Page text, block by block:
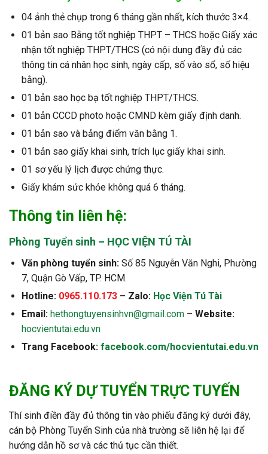
04 ảnh thẻ chụp trong 6 tháng gần nhất, kích thước 3×4.
01 bản sao Bằng tốt nghiệp THPT – THCS hoặc Giấy xác
nhận tốt nghiệp THPT/THCS (có nội dung đầy đủ các
thông tin cá nhân học sinh, ngày cấp, số vào sổ, số hiệu
bằng).
01 bản sao học bạ tốt nghiệp THPT/THCS.
01 bản CCCD photo hoặc CMND kèm giấy định danh.
01 bản sao và bảng điểm văn bằng 1.
01 bản sao giấy khai sinh, trích lục giấy khai sinh.
01 sơ yếu lý lịch được chứng thực.
Giấy khám sức khỏe không quá 6 tháng.
Thông tin liên hệ:
Phòng Tuyển sinh – HỌC VIỆN TÚ TÀI
Văn phòng tuyển sinh:Số 85 Nguyễn Văn Nghi, Phường
7, Quận Gò Vấp, TP. HCM.
Hotline: 0965.110.173– Zalo: Học Viện Tú Tài
Email: hethongtuyensinhvn@gmail.com– Website:
hocvientutai.edu.vn
Trang Facebook: facebook.com/hocvientutai.edu.vn
ĐĂNG KÝ DỰ TUYỂN TRỰC TUYẾN
Thí sinh điền đầy đủ thông tin vào phiếu đăng ký dưới đây,
cán bộ Phòng Tuyển Sinh của nhà trường sẽ liên hệ lại để
hướng dẫn hồ sơ và các thủ tục cần thiết.